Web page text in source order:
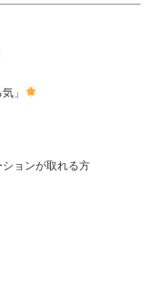
」
ョンが取れる方